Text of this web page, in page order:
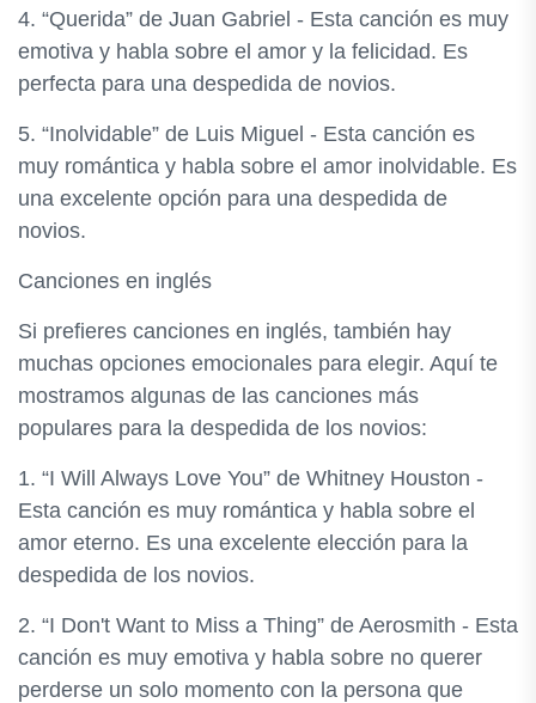
4. “Querida” de Juan Gabriel - Esta canción es muy
emotiva y habla sobre el amor y la felicidad. Es
perfecta para una despedida de novios.
5. “Inolvidable” de Luis Miguel - Esta canción es
muy romántica y habla sobre el amor inolvidable. Es
una excelente opción para una despedida de
novios.
Canciones en inglés
Si prefieres canciones en inglés, también hay
muchas opciones emocionales para elegir. Aquí te
mostramos algunas de las canciones más
populares para la despedida de los novios:
1. “I Will Always Love You” de Whitney Houston -
Esta canción es muy romántica y habla sobre el
amor eterno. Es una excelente elección para la
despedida de los novios.
2. “I Don't Want to Miss a Thing” de Aerosmith - Esta
canción es muy emotiva y habla sobre no querer
perderse un solo momento con la persona que